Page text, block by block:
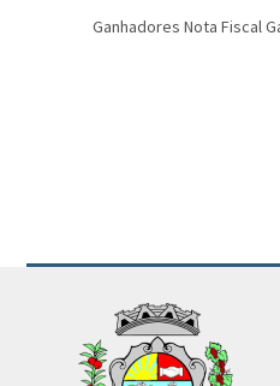
Ganhadores Nota Fiscal